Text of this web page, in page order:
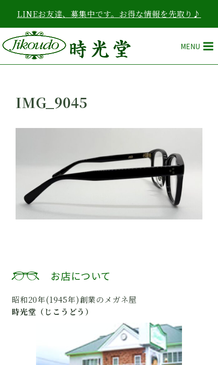
を
ス
キ
ッ
LINEお友達、募集中です。お得な情報を先取り♪
MENU
IMG_9045
お店について
昭和20年(1945年)創業のメガネ屋
時光堂（じこうどう）